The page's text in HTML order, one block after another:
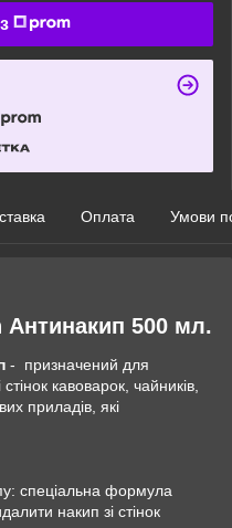
Оплата Умови
Антинакип 500 мл.
- призначений для
кавоварок, чайників,
приладів, які
спеціальна формула
накип зі стінок